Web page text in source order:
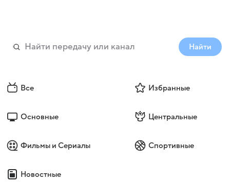
Найти
Все Избранные
Основные Центральные
Фильмы и Сериалы Спортивные
Новостные